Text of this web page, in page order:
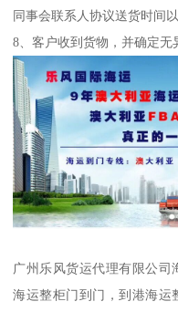
同事会联系人协议送货时间
8、客户收到货物，并确定无
广州乐风货运代理有限公
海运整柜门到门，到港海运